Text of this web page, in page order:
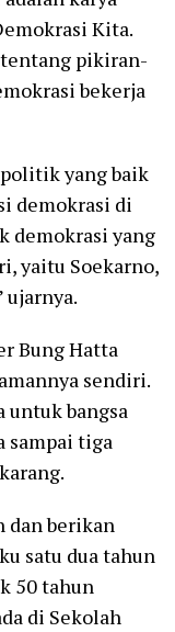
Kita.
pikiran-
bekerja
yang baik
demokrasi di
demokrasi yang
yaitu Soekarno,
ujarnya.
Bung Hatta
sendiri.
bangsa
sampai tiga
dan berikan
satu dua tahun
50 tahun
di Sekolah